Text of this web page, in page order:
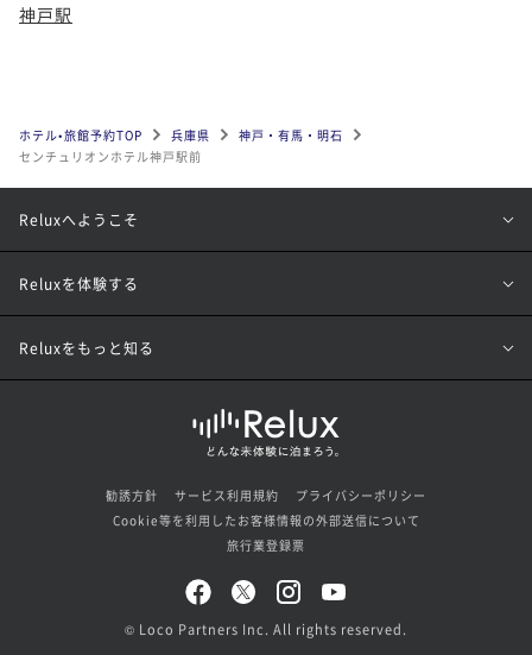
神戸駅
ホテル•旅館予約TOP 兵庫県
神戸・有馬・明石
センチュリオンホテル神戸駅前
Reluxへようこそ
Reluxを体験する
Reluxをもっと知る
勧誘方針 サービス利用規約
プライバシーポリシー
Cookie等を利用したお客様情報の外部送信について
旅行業登録票
© Loco Partners Inc. All rights reserved.